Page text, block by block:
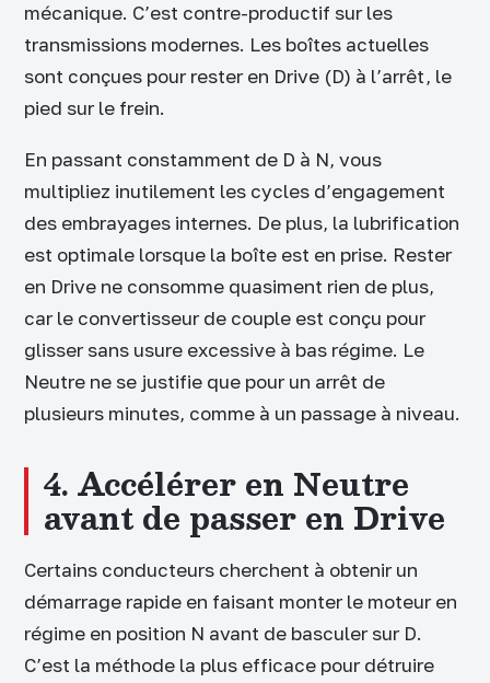
mécanique. C’est contre-productif sur les
transmissions modernes. Les boîtes actuelles
sont conçues pour rester en Drive (D) à l’arrêt, le
pied sur le frein.
En passant constamment de D à N, vous
multipliez inutilement les cycles d’engagement
des embrayages internes. De plus, la lubrification
est optimale lorsque la boîte est en prise. Rester
en Drive ne consomme quasiment rien de plus,
car le convertisseur de couple est conçu pour
glisser sans usure excessive à bas régime. Le
Neutre ne se justifie que pour un arrêt de
plusieurs minutes, comme à un passage à niveau.
4. Accélérer en Neutre
avant de passer en Drive
Certains conducteurs cherchent à obtenir un
démarrage rapide en faisant monter le moteur en
régime en position N avant de basculer sur D.
C’est la méthode la plus efficace pour détruire